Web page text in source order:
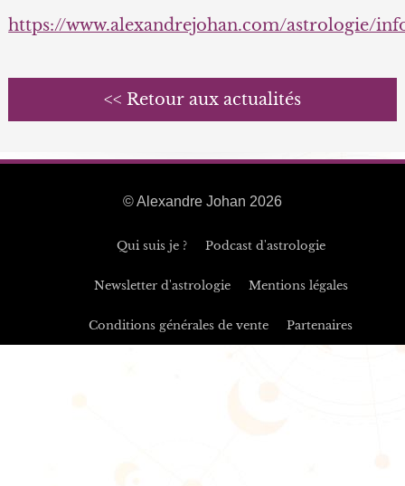
https://www.alexandrejohan.com/astrologie/
<< Retour aux actualités
© Alexandre Johan 2026
Qui suis je ? Podcast d'astrologie
Newsletter d'astrologie Mentions légales
Conditions générales de vente Partenaires